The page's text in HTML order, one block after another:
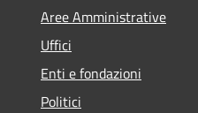
Aree Amministrative
Uffici
Enti e fondazioni
Politici